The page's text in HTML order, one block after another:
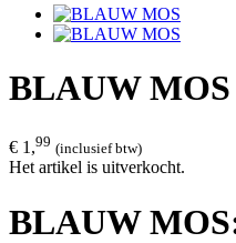
BLAUW MOS
€ 1,99 (inclusief btw)
Het artikel is uitverkocht.
BLAUW